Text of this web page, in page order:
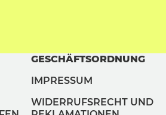
GESCHÄFTSORDNUNG
IMPRESSUM
WIDERRUFSRECHT UND